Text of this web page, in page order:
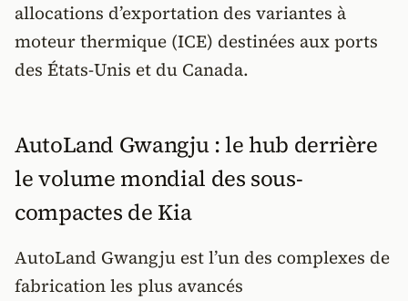
allocations d’exportation des variantes à
moteur thermique (ICE) destinées aux ports
des États-Unis et du Canada.
AutoLand Gwangju : le hub derrière
le volume mondial des sous-
compactes de Kia
AutoLand Gwangju est l’un des complexes de
fabrication les plus avancés